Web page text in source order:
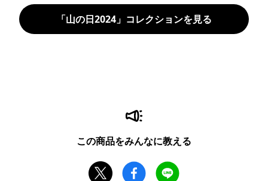
「山の日2024」コレクションを見る
この商品をみんなに教える